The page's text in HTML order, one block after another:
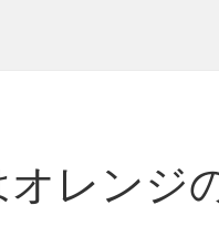
レンジ